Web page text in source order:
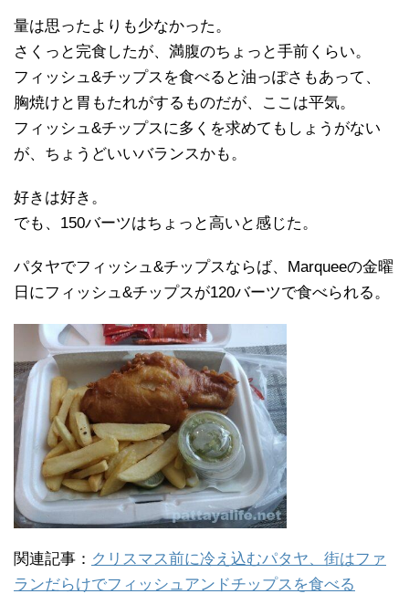
量は思ったよりも少なかった。
さくっと完食したが、満腹のちょっと手前くらい。
フィッシュ&チップスを食べると油っぽさもあって、
胸焼けと胃もたれがするものだが、ここは平気。
フィッシュ&チップスに多くを求めてもしょうがない
が、ちょうどいいバランスかも。
好きは好き。
でも、150バーツはちょっと高いと感じた。
パタヤでフィッシュ&チップスならば、Marqueeの金曜
日にフィッシュ&チップスが120バーツで食べられる。
関連記事： クリスマス前に冷え込むパタヤ、街はファ
ランだらけでフィッシュアンドチップスを食べる